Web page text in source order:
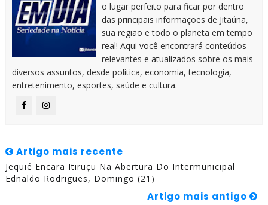
o lugar perfeito para ficar por dentro
das principais informações de Jitaúna,
sua região e todo o planeta em tempo
real! Aqui você encontrará conteúdos
relevantes e atualizados sobre os mais
diversos assuntos, desde política, economia, tecnologia,
entretenimento, esportes, saúde e cultura.
Artigo mais recente
Jequié Encara Itiruçu Na Abertura Do Intermunicipal
Ednaldo Rodrigues, Domingo (21)
Artigo mais antigo